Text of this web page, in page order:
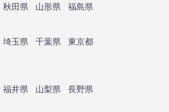
秋田県 山形県
福島県
埼玉県 千葉県
東京都
福井県 山梨県
長野県